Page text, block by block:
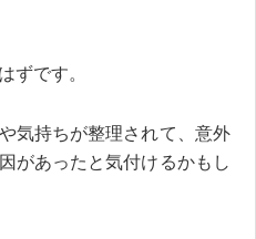
ずです。
気持ちが整理されて、意外
があったと気付けるかもし